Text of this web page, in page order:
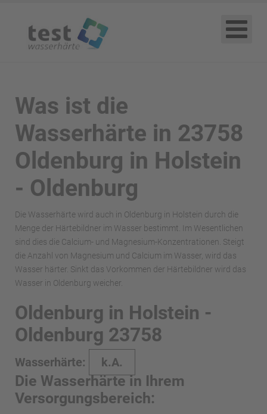
Was ist die
Wasserhärte in 23758
Oldenburg in Holstein
- Oldenburg
Die Wasserhärte wird auch in Oldenburg in Holstein durch die
Menge der Härtebildner im Wasser bestimmt. Im Wesentlichen
sind dies die Calcium- und Magnesium-Konzentrationen. Steigt
die Anzahl von Magnesium und Calcium im Wasser, wird das
Wasser härter. Sinkt das Vorkommen der Härtebildner wird das
Wasser in Oldenburg weicher.
Oldenburg in Holstein -
Oldenburg 23758
Wasserhärte: k.A.
Die Wasserhärte in Ihrem
Versorgungsbereich: